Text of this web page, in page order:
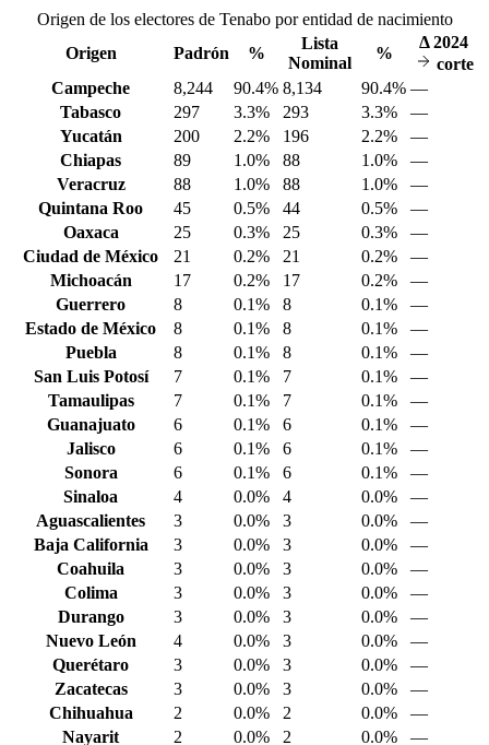
Origen de los electores de Tenabo por entidad de nacimiento
Origen
Padrón %
Lista
Nominal
%
Δ2024
corte
Campeche
8,244 90.4% 8,134 90.4% —
Tabasco
297 3.3% 293 3.3%
—
Yucatán
200 2.2% 196 2.2%
—
Chiapas
89 1.0% 88 1.0%
—
Veracruz
88 1.0% 88 1.0%
—
Quintana Roo
45 0.5% 44 0.5%
—
Oaxaca
25 0.3% 25 0.3%
—
Ciudad de México
21 0.2% 21 0.2%
—
Michoacán
17 0.2% 17 0.2%
—
Guerrero
8 0.1% 8 0.1%
—
Estado de México
8 0.1% 8 0.1%
—
Puebla
8 0.1% 8 0.1%
—
San Luis Potosí
7 0.1% 7 0.1%
—
Tamaulipas
7 0.1% 7 0.1%
—
Guanajuato
6 0.1% 6 0.1%
—
Jalisco
6 0.1% 6 0.1%
—
Sonora
6 0.1% 6 0.1%
—
Sinaloa
4 0.0% 4 0.0%
—
Aguascalientes
3 0.0% 3 0.0%
—
Baja California
3 0.0% 3 0.0%
—
Coahuila
3 0.0% 3 0.0%
—
Colima
3 0.0% 3 0.0%
—
Durango
3 0.0% 3 0.0%
—
Nuevo León
4 0.0% 3 0.0%
—
Querétaro
3 0.0% 3 0.0%
—
Zacatecas
3 0.0% 3 0.0%
—
Chihuahua
2 0.0% 2 0.0%
—
Nayarit
2 0.0% 2 0.0% —